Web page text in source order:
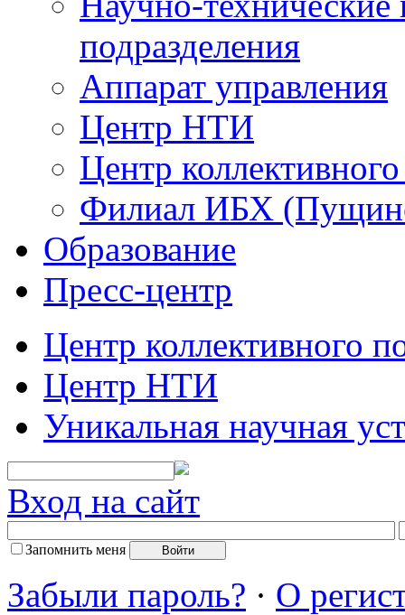
подразделения
Аппарат управления
Центр НТИ
Центр
Филиал ИБХ
Образование
Пресс-центр
Центр коллективного
Центр НТИ
Уникальная научная
Вход на сайт
Запомнить меня
Забыли пароль? · О